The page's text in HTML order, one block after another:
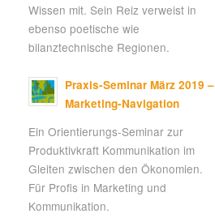
Wissen mit. Sein Reiz verweist in
ebenso poetische wie
bilanztechnische Regionen.
Praxis-Seminar März 2019 –
Marketing-Navigation
Ein Orientierungs-Seminar zur
Produktivkraft Kommunikation im
Gleiten zwischen den Ökonomien.
Für Profis in Marketing und
Kommunikation.